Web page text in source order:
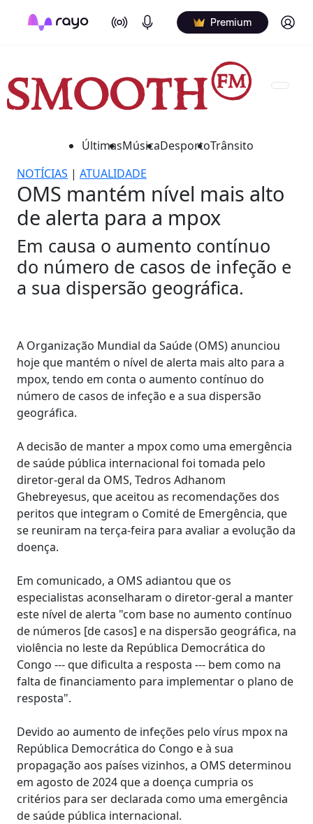
On Air Podcasts Premium Log in
ÚltimasMúsicaDesportoTrânsito
NOTÍCIAS | ATUALIDADE
OMS mantém nível mais alto
de alerta para a mpox
Em causa o aumento contínuo
do número de casos de infeção e
a sua dispersão geográfica.
A Organização Mundial da Saúde (OMS) anunciou
hoje que mantém o nível de alerta mais alto para a
mpox, tendo em conta o aumento contínuo do
número de casos de infeção e a sua dispersão
geográfica.
A decisão de manter a mpox como uma emergência
de saúde pública internacional foi tomada pelo
diretor-geral da OMS, Tedros Adhanom
Ghebreyesus, que aceitou as recomendações dos
peritos que integram o Comité de Emergência, que
se reuniram na terça-feira para avaliar a evolução da
doença.
Em comunicado, a OMS adiantou que os
especialistas aconselharam o diretor-geral a manter
este nível de alerta "com base no aumento contínuo
de números [de casos] e na dispersão geográfica, na
violência no leste da República Democrática do
Congo --- que dificulta a resposta --- bem como na
falta de financiamento para implementar o plano de
resposta".
Devido ao aumento de infeções pelo vírus mpox na
República Democrática do Congo e à sua
propagação aos países vizinhos, a OMS determinou
em agosto de 2024 que a doença cumpria os
critérios para ser declarada como uma emergência
de saúde pública internacional.